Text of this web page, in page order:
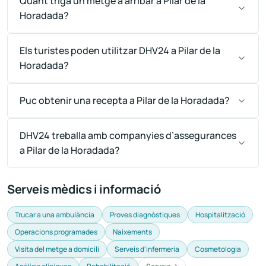
Horadada?
Els turistes poden utilitzar DHV24 a Pilar de la
Horadada?
Puc obtenir una recepta a Pilar de la Horadada?
DHV24 treballa amb companyies d’assegurances
a Pilar de la Horadada?
Serveis mèdics i informació
Trucar a una ambulància Proves diagnòstiques
Hospitalització
Operacions programades
Naixements
Visita del metge a domicili
Serveis d'infermeria
Cosmetologia